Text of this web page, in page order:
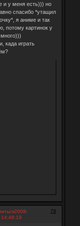
и у меня есть))) но
спасибо *утащил
я аниме и так
потому картинок у
када играть
78
2008-